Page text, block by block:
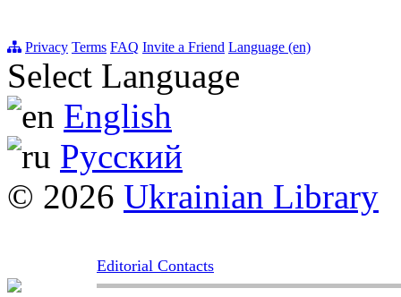
Privacy Terms FAQ Invite a Friend Language (en)
Select Language
English
Русский
© 2026 Ukrainian Library
Editorial Contacts